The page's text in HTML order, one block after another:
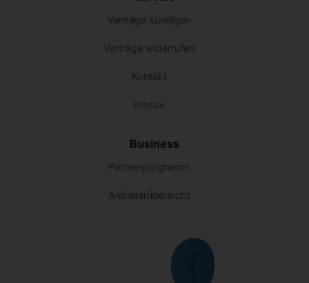
Verträge kündigen
Verträge widerrufen
Kontakt
Presse
Business
Partnerprogramm
Anbieterübersicht